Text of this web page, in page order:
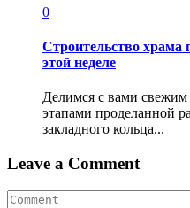
0
Строительство храма
этой неделе
Делимся с вами
этапами проделанной
закладного кольца...
Leave a Comment